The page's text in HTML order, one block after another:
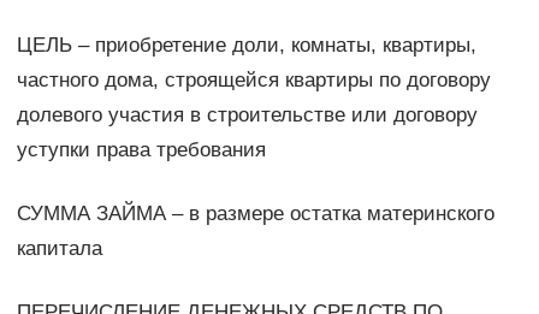
ЦЕЛЬ – приобретение доли, комнаты, квартиры,
частного дома, строящейся квартиры по договору
долевого участия в строительстве или договору
уступки права требования
СУММА ЗАЙМА – в размере остатка материнского
капитала